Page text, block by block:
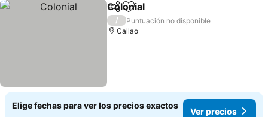
CompartirAgregar a favoritos
Colonial
/
Puntuación no disponible
Callao
Elige fechas para ver los precios exactos
Ver precios